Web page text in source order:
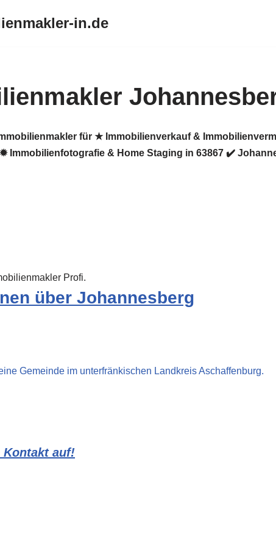
in.de
für ★ Immobilienverkauf &
Immobilienfotografie & Home Staging in 63867 ✔️
Profi.
über Johannesberg
Gemeinde im unterfränkischen Landkreis Aschaffenburg.
Kontakt auf!